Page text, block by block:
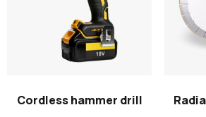
Cordless hammer drill